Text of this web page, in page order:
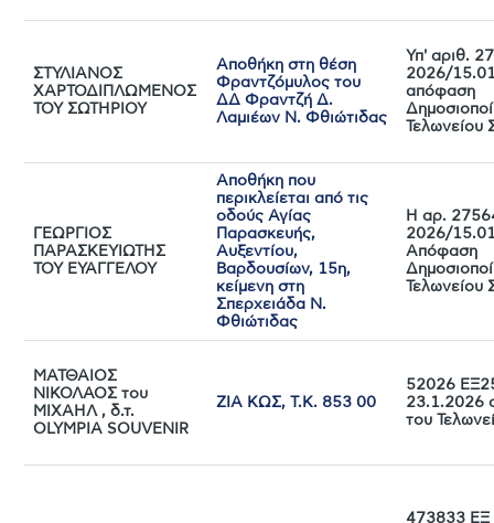
ΣΤΥΛΙΑΝΟΣ
ΧΑΡΤΟΔΙΠΛΩΜΕΝΟΣ
ΤΟΥ ΣΩΤΗΡΙΟΥ
Αποθήκη στη θέση
Φραντζόμυλος του
ΔΔ Φραντζή Δ.
Λαμιέων Ν. Φθιώτιδας
Υπ' αριθ.
2026/
απόφαση
Τελωνείου
ΓΕΩΡΓΙΟΣ
ΠΑΡΑΣΚΕΥΙΩΤΗΣ
ΤΟΥ ΕΥΑΓΓΕΛΟΥ
Αποθήκη που
περικλείεται από τις
οδούς Αγίας
Παρασκευής,
Αυξεντίου,
Βαρδουσίων, 15η,
κείμενη στη
Σπερχειάδα Ν.
Φθιώτιδας
Η αρ.
2026/
Απόφαση
Τελωνείου
ΜΑΤΘΑΙΟΣ
ΝΙΚΟΛΑΟΣ του
ΜΙΧΑΗΛ , δ.τ.
OLYMPIA SOUVENIR
ΖΙΑ ΚΩΣ, Τ.Κ. 853 00
52026
23.1.2026
του
473833